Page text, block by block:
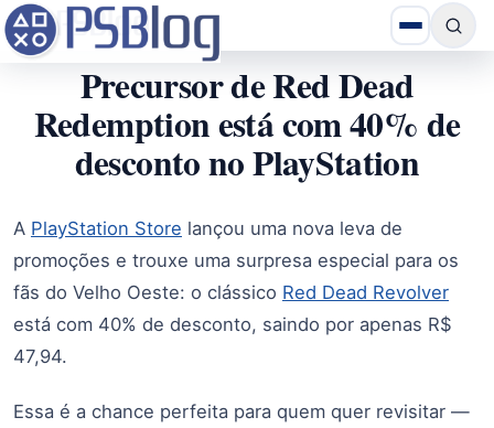
Precursor de Red Dead
Redemption está com 40% de
desconto no PlayStation
A PlayStation Store lançou uma nova leva de
promoções e trouxe uma surpresa especial para os
fãs do Velho Oeste: o clássico Red Dead Revolver
está com 40% de desconto, saindo por apenas R$
47,94.
Essa é a chance perfeita para quem quer revisitar —